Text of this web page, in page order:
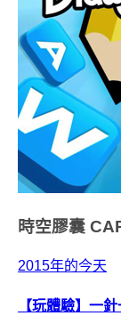
時空膠囊
2015年的今天
【玩體驗】一